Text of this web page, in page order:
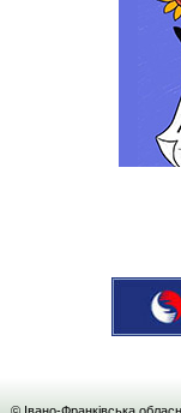
© Івано-Франківська